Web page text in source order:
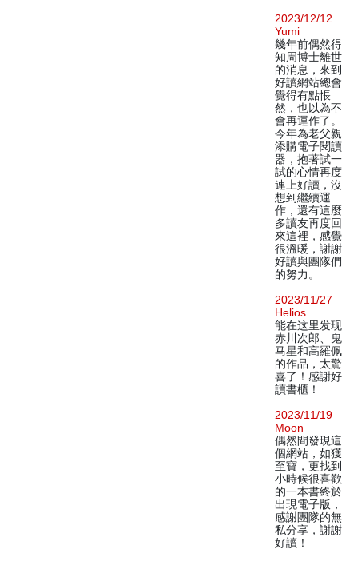
2023/12/12
Yumi
幾年前偶然得
知周博士離世
的消息，來到
好讀網站總會
覺得有點悵
然，也以為不
會再運作了。
今年為老父親
添購電子閱讀
器，抱著試一
試的心情再度
連上好讀，沒
想到繼續運
作，還有這麼
多讀友再度回
來這裡，感覺
很溫暖，謝謝
好讀與團隊們
的努力。
2023/11/27
Helios
能在这里发现
赤川次郎、鬼
马星和高羅佩
的作品，太驚
喜了！感謝好
讀書櫃！
2023/11/19
Moon
偶然間發現這
個網站，如獲
至寶，更找到
小時候很喜歡
的一本書終於
出現電子版，
感謝團隊的無
私分享，謝謝
好讀！